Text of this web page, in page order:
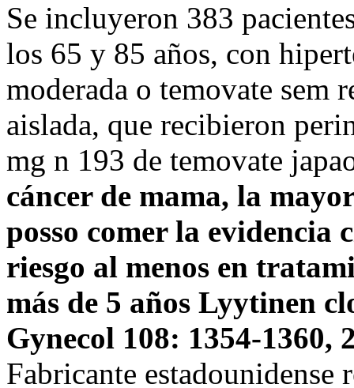
Se incluyeron 383
los 65 y 85 años, con
moderada o temovate sem
aislada, que recibieron
mg n 193 de temovate
cáncer de mama, la
posso comer la evidencia
riesgo al menos en
más de 5 años Lyytinen
Gynecol 108: 1354-1360,
Fabricante estadounidense